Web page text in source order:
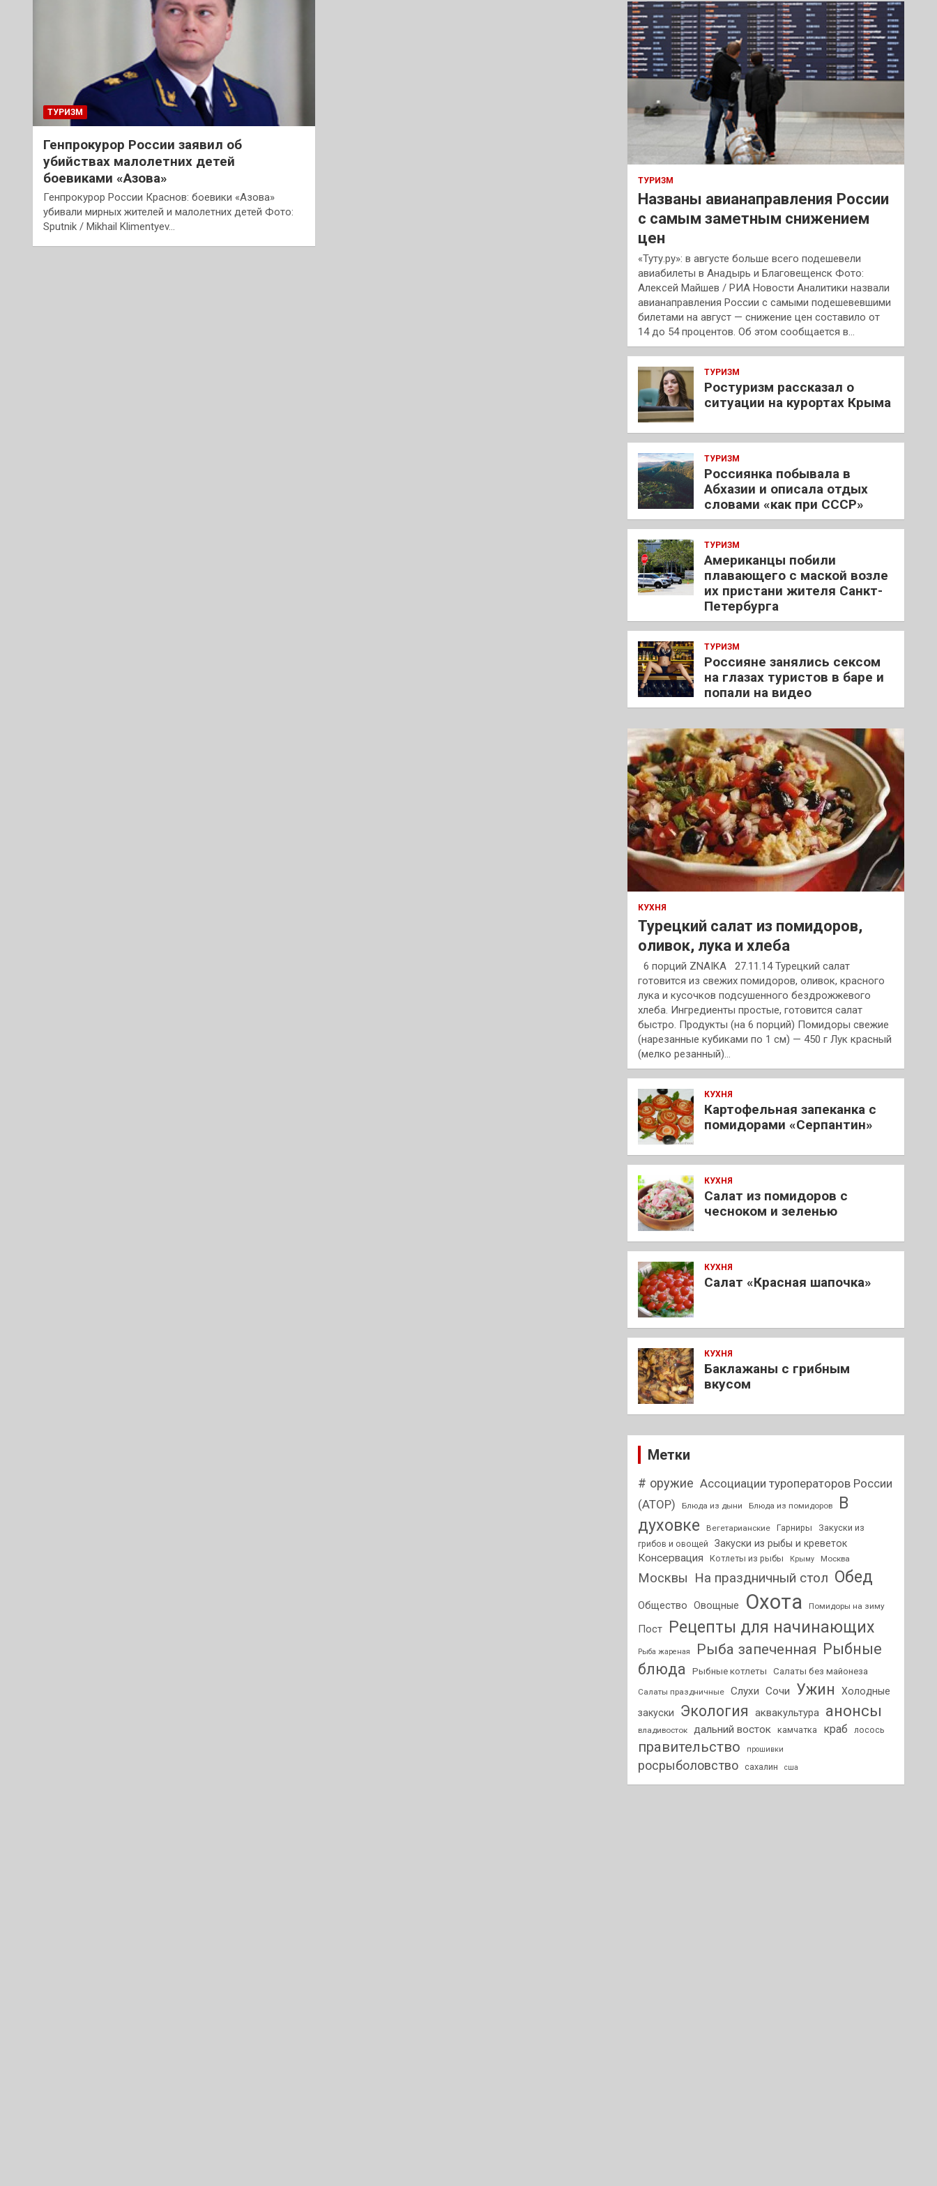
ТУРИЗМ
Генпрокурор России заявил об
убийствах малолетних детей
боевиками «Азова»
Генпрокурор России Краснов: боевики «Азова»
убивали мирных жителей и малолетних детей Фото:
Sputnik / Mikhail Klimentyev…
к
ТУРИЗМ
Названы авианаправления России
с самым заметным снижением
цен
«Туту.ру»: в августе больше всего подешевели
авиабилеты в Анадырь и Благовещенск Фото:
Алексей Майшев / РИА Новости Аналитики назвали
авианаправления России с самыми подешевевшими
билетами на август — снижение цен составило от
14 до 54 процентов. Об этом сообщается в…
ТУРИЗМ
Ростуризм рассказал о
ситуации на курортах Крыма
ТУРИЗМ
Россиянка побывала в
Абхазии и описала отдых
словами «как при СССР»
ТУРИЗМ
Американцы побили
плавающего с маской возле
их пристани жителя Санкт-
Петербурга
ТУРИЗМ
Россияне занялись сексом
на глазах туристов в баре и
попали на видео
КУХНЯ
Турецкий салат из помидоров,
оливок, лука и хлеба
6 порций ZNAIKA 27.11.14 Турецкий салат
готовится из свежих помидоров, оливок, красного
лука и кусочков подсушенного бездрожжевого
хлеба. Ингредиенты простые, готовится салат
быстро. Продукты (на 6 порций) Помидоры свежие
(нарезанные кубиками по 1 см) — 450 г Лук красный
(мелко резанный)…
КУХНЯ
Картофельная запеканка с
помидорами «Серпантин»
КУХНЯ
Салат из помидоров с
чесноком и зеленью
КУХНЯ
Салат «Красная шапочка»
КУХНЯ
Баклажаны с грибным
вкусом
Метки
# оружие Ассоциации туроператоров России
(АТОР)
Блюда из дыни Блюда из помидоров
В
духовке
Вегетарианские Гарниры
Закуски из
грибов и овощей
Закуски из рыбы и креветок
Консервация Котлеты из рыбы Крыму Москва
Москвы На праздничный стол Обед
Общество Овощные Охота Помидоры на зиму
Пост Рецепты для начинающих
Рыба жареная Рыба запеченная Рыбные
блюда
Рыбные котлеты Салаты без майонеза
Салаты праздничные Слухи Сочи Ужин
Холодные
закуски
Экология аквакультура анонсы
владивосток дальний восток камчатка краб лосось
правительство прошивки
росрыболовство сахалин сша